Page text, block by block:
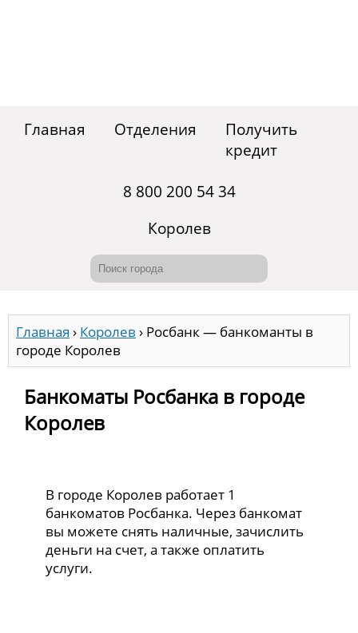
Главная Отделения
Получить
кредит
8 800 200 54 34
Королев
Главная › Королев › Росбанк — банкоманты в
городе Королев
Банкоматы Росбанка в городе
Королев
В городе Королев работает 1
банкоматов Росбанка. Через банкомат
вы можете снять наличные, зачислить
деньги на счет, а также оплатить
услуги.